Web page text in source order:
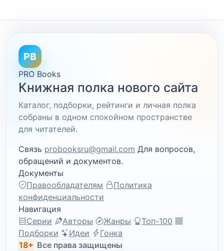
PB
PRO Books
Книжная полка нового сайта
Каталог, подборки, рейтинги и личная полка
собраны в одном спокойном пространстве
для читателей.
Связь probooksru@gmail.com Для вопросов,
обращений и документов.
Документы
Правообладателям
Политика
конфиденциальности
Навигация
Серии
Авторы Жанры
Топ-100
Подборки
Идеи
Гонка
18+ Все права защищены